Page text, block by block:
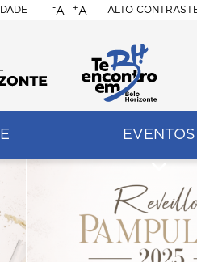
-A +A ALTO
EVENTOS